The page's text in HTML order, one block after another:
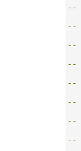
--
--
--
--
--
--
--
--